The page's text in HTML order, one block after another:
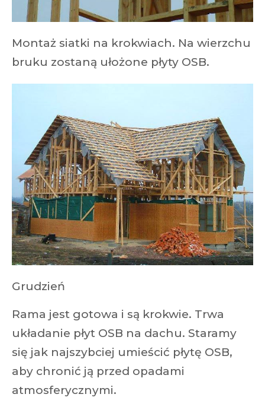
Montaż siatki na krokwiach. Na wierzchu
bruku zostaną ułożone płyty OSB.
Grudzień
Rama jest gotowa i są krokwie. Trwa
układanie płyt OSB na dachu. Staramy
się jak najszybciej umieścić płytę OSB,
aby chronić ją przed opadami
atmosferycznymi.